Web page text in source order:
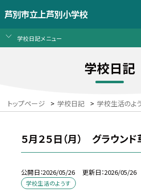
芦別市立上芦別小学校
学校日記メニュー
学校日記
トップページ > 学校日記 > 学校生活のよ
５月２５日（月） グラウンド
公開日 2026/05/26 更新日 2026/05/26
学校生活のようす